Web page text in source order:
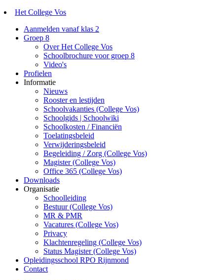
Het College Vos
Aanmelden vanaf klas 2
Groep 8
Over Het College Vos
Schoolbrochure voor groep 8
Video's
Profielen
Informatie
Nieuws
Rooster en lestijden
Schoolvakanties (College Vos)
Schoolgids | Schoolwiki
Schoolkosten / Financiën
Toelatingsbeleid
Verwijderingsbeleid
Begeleiding / Zorg (College Vos)
Magister (College Vos)
Office 365 (College Vos)
Downloads
Organisatie
Schoolleiding
Bestuur (College Vos)
MR & PMR
Vacatures (College Vos)
Privacy
Klachtenregeling (College Vos)
Status Magister (College Vos)
Opleidingsschool RPO Rijnmond
Contact